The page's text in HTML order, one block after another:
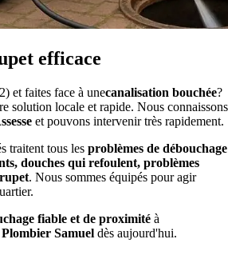
efficace
et faites face à unecanalisation bouchée?
solution locale et rapide. Nous connaissons
et pouvons intervenir très rapidement.
traitent tous les problèmes de débouchage
douches qui refoulent, problèmes
. Nous sommes équipés pour agir
fiable et de proximité à
Plombier Samuel dès aujourd'hui.